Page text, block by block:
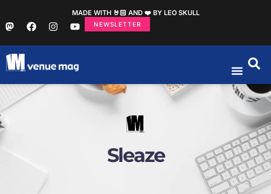
MADE WITH 🤘🏻 AND ❤️ BY LEO SKULL
NEWSLETTER
Sleaze